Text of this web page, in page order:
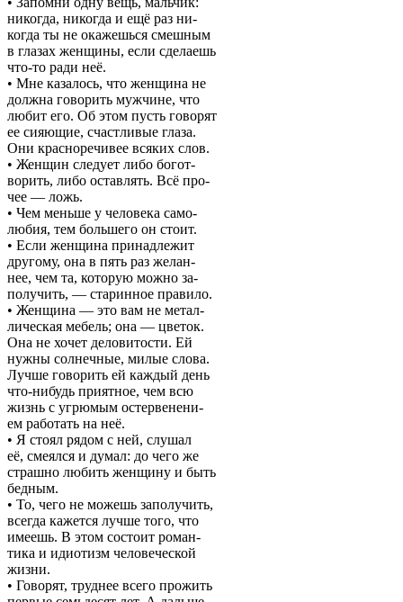
никогда, никогда и ещё раз ни-
когда ты не окажешься смешным
в глазах женщины, если сделаешь
что-то ради неё.
• Мне казалось, что женщина не
должна говорить мужчине, что
любит его. Об этом пусть говорят
ее сияющие, счастливые глаза.
Они красноречивее всяких слов.
• Женщин следует либо богот-
ворить, либо оставлять. Всё про-
чее — ложь.
• Чем меньше у человека само-
любия, тем большего он стоит.
• Если женщина принадлежит
другому, она в пять раз желан-
нее, чем та, которую можно за-
получить, — старинное правило.
• Женщина — это вам не метал-
лическая мебель; она — цветок.
Она не хочет деловитости. Ей
нужны солнечные, милые слова.
Лучше говорить ей каждый день
что-нибудь приятное, чем всю
жизнь с угрюмым остервенени-
ем работать на неё.
• Я стоял рядом с ней, слушал
её, смеялся и думал: до чего же
страшно любить женщину и быть
бедным.
• То, чего не можешь заполучить,
всегда кажется лучше того, что
имеешь. В этом состоит роман-
тика и идиотизм человеческой
жизни.
• Говорят, труднее всего прожить